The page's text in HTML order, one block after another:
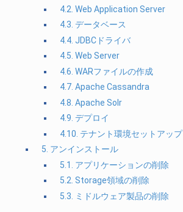
4.2. Web Application Server
4.3. データベース
4.4. JDBCドライバ
4.5. Web Server
4.6. WARファイルの作成
4.7. Apache Cassandra
4.8. Apache Solr
4.9. デプロイ
4.10. テナント環境セットアップ
5. アンインストール
5.1. アプリケーションの削除
5.2. Storage領域の削除
5.3. ミドルウェア製品の削除